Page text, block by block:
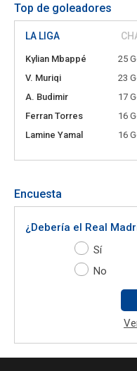
Top de goleadores
LA LIGA
Kylian Mbappé 25
V. Muriqi
23
A. Budimir
17
Ferran Torres
16
Lamine Yamal
16
Encuesta
¿Debería el Real
Sí
No